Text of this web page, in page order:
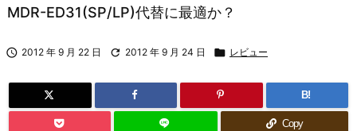
MDR-ED31(SP/LP)代替に最適か？
 2012 年 9 月 22 日  2012 年 9 月 24 日  レビュー
B!
Copy